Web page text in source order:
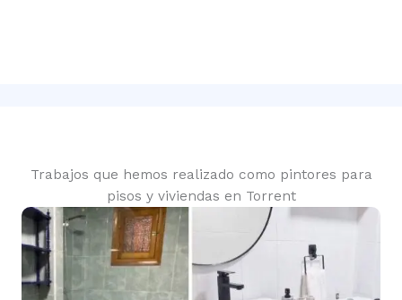
Trabajos que hemos realizado como pintores para
pisos y viviendas en Torrent